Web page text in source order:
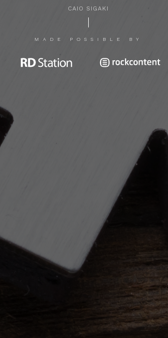
CAIO SIGAKI
MADE POSSIBLE BY